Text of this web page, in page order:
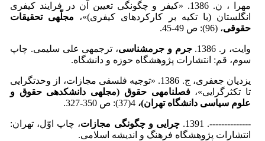
مهرا ، ن. 1386. «کیفر و چگونگی تعیین آن در فرایند کیفری
انگلستان (با تکیه بر کارکردهای کیفری)»، مجلّه­ی تحقیقات
حقوقی، (96): ص 49-45.
وایت، ر. 1386. جرم و جرم­شناسی، ترجمه­ی علی سلیمی. چاپ
سوم، قم: انتشارات پژوهشگاه حوزه و دانشگاه.
یزدیان جعفری، ج. 1386. «توجیه فلسفی مجازات، از وحدت­گرایی
تا تکثر­گرایی­»،فصلنامه­ی حقوق (مجله­ی دانشکده­ی حقوق و
علوم سیاسی دانشگاه تهران)،
--------------. 1391. چرایی و چگونگی مجازات، چاپ اوّل، تهران:
انتشارات پژوهشگاه فرهنگ و اندیشه اسلامی.